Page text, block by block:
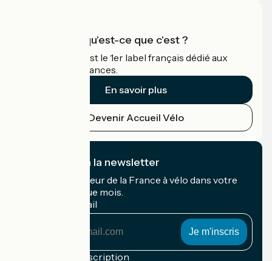
Accueil Vélo qu'est-ce que c'est ?
Accueil Vélo c'est le 1er label français dédié aux
cyclistes en vacances.
En savoir plus
Devenir Accueil Vélo
Je m'abonne à la newsletter
Recevez le meilleur de la France à vélo dans votre
boîte mail chaque mois.
Mon adresse mail
Conditions d'inscription